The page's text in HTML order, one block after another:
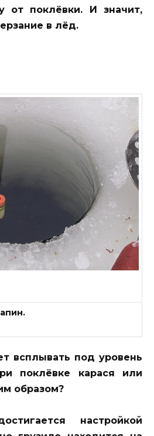
от поклёвки. И значит,
в лёд.
всплывать под уровень
поклёвке карася или
образом?
настройкой